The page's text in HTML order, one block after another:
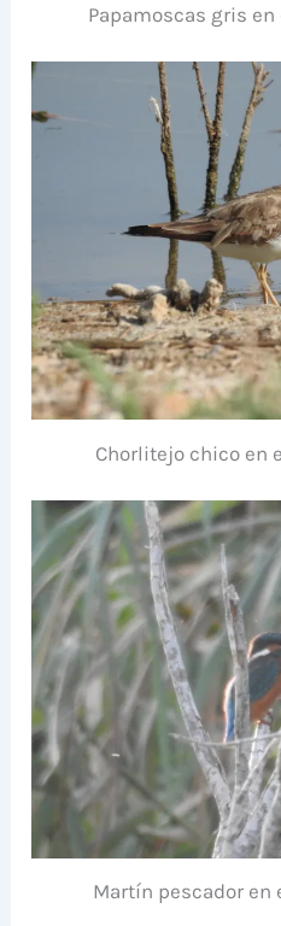
Papamoscas gris
Chorlitejo chico en
Martín pescador en